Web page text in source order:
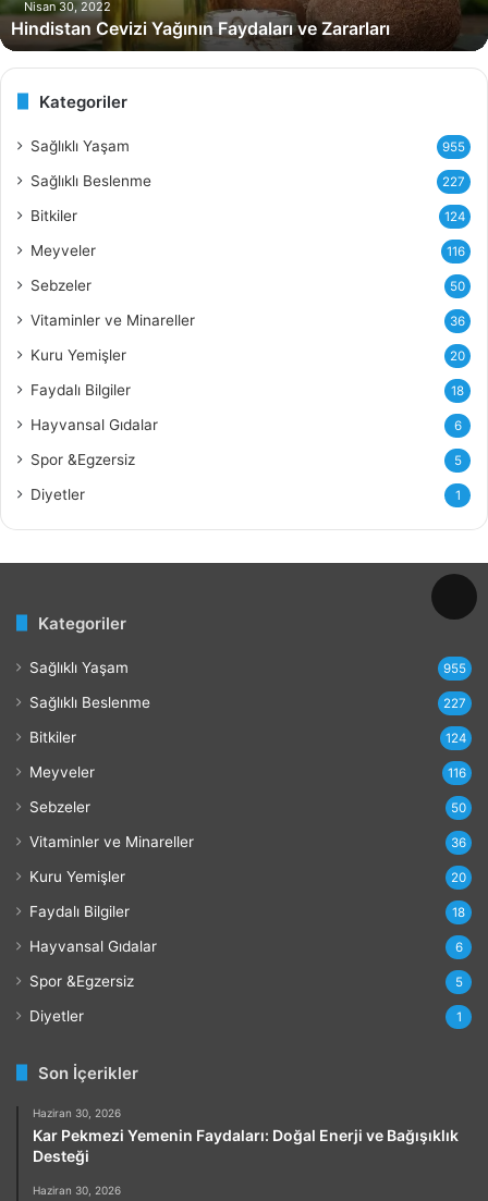
e
Nisan 30, 2022
Hindistan Cevizi Yağının Faydaları ve Zararları
Kategoriler
Sağlıklı Yaşam 955
Sağlıklı Beslenme 227
Bitkiler 124
Meyveler 116
Sebzeler 50
Vitaminler ve Minareller 36
Kuru Yemişler 20
Faydalı Bilgiler 18
Hayvansal Gıdalar 6
Spor &Egzersiz 5
Diyetler 1
Kategoriler
Sağlıklı Yaşam 955
Sağlıklı Beslenme 227
Bitkiler 124
Meyveler 116
Sebzeler 50
Vitaminler ve Minareller 36
Kuru Yemişler 20
Faydalı Bilgiler 18
Hayvansal Gıdalar 6
Spor &Egzersiz 5
Diyetler 1
Son İçerikler
Haziran 30, 2026
Kar Pekmezi Yemenin Faydaları: Doğal Enerji ve Bağışıklık
Desteği
Haziran 30, 2026